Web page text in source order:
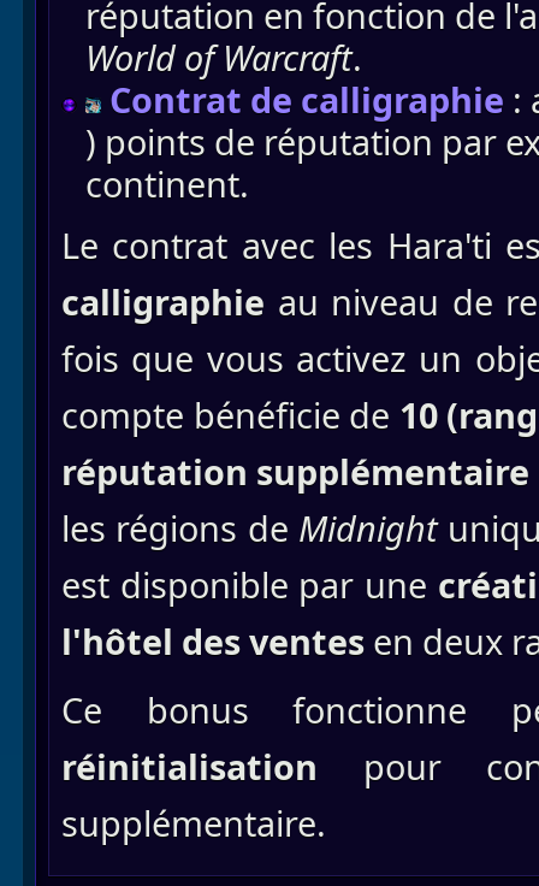
réputation en fonction de
World of Warcraft.
Contrat de calligraphie :
) points de réputation par
continent.
Le contrat avec les Hara'ti
calligraphie au niveau de
fois que vous activez un
compte bénéficie de 10
réputation supplémentaire
les régions de Midnight
est disponible par une
l'hôtel des ventes en deux
Ce bonus fonctionne
réinitialisation pour
supplémentaire.